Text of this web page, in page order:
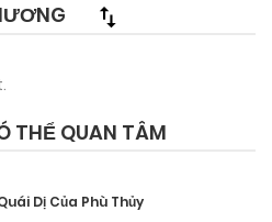
THỂ QUAN TÂM
Dị Của Phù Thủy